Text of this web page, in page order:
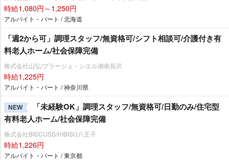
時給1,080円～1,250円
アルバイト・パート / 北海道
「週2から可」調理スタッフ/無資格可/シフト相談可/介護付き有
料老人ホーム/社会保障完備
株式会社山弘/プラージュ・シエル湘南長沢
時給1,225円
アルバイト・パート / 神奈川県
NEW
「未経験OK」調理スタッフ/無資格可/日勤のみ/住宅型
有料老人ホーム/社会保障完備
株式会社BISCUSS/HIBISU八王子
時給1,226円
アルバイト・パート / 東京都